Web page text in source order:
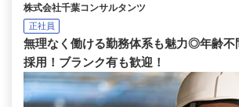
株式会社千葉コンサルタンツ
正社員
無理なく働ける勤務体系も魅力◎年齢不
採用！ブランク有も歓迎！